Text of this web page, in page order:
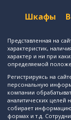
Шкафы
Представленная на
характеристик,
характер и ни при
определяемой
Регистрируясь на
персональную
компании
аналитических целей
собирает
формах и т.д.